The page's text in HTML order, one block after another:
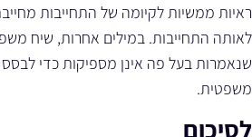
ראיות ממשיות לקיומה של התחייבות
לאותה התחייבות. במילים אחרות, שיח
שנאמרות בעל פה אינן מספיקות כדי לבסס
משפטית.
לסיכום